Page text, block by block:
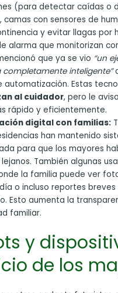
(para detectar caídas o
camas con sensores de
y evitar llagas por
alarma que monitorizan
que ya se vio “un
completamente inteligente”
automatización. Estas
al cuidador, pero le
rápido y eficientemente.
digital con familias:
han mantenido
para que los mayores
También algunas
la familia puede ver
o incluso reportes
Esto aumenta la
familiar.
y
de los